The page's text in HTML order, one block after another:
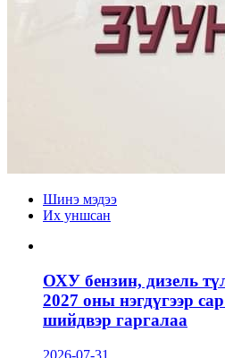
Шинэ мэдээ
Их уншсан
ОХУ бензин, дизель
2027 оны нэгдүгээр
шийдвэр гаргалаа
2026-07-31